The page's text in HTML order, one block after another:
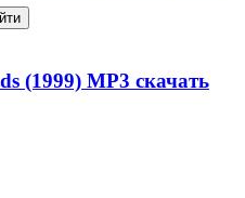
(1999) MP3 скачать